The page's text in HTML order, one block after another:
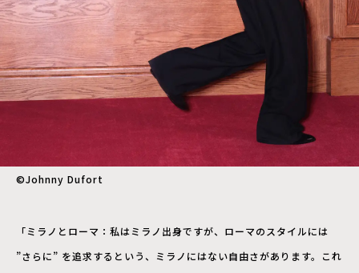
©︎Johnny Dufort
「ミラノとローマ：私はミラノ出身ですが、ローマのスタイルには
”さらに” を追求するという、ミラノにはない自由さがあります。これ